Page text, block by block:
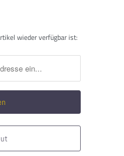
wieder verfügbar ist: